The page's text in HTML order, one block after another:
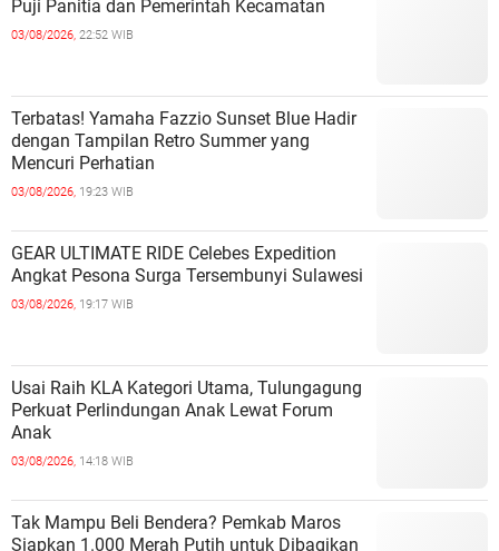
Puji Panitia dan Pemerintah Kecamatan
03/08/2026, 22:52 WIB
Terbatas! Yamaha Fazzio Sunset Blue Hadir
dengan Tampilan Retro Summer yang
Mencuri Perhatian
03/08/2026, 19:23 WIB
GEAR ULTIMATE RIDE Celebes Expedition
Angkat Pesona Surga Tersembunyi Sulawesi
03/08/2026, 19:17 WIB
Usai Raih KLA Kategori Utama, Tulungagung
Perkuat Perlindungan Anak Lewat Forum
Anak
03/08/2026, 14:18 WIB
Tak Mampu Beli Bendera? Pemkab Maros
Siapkan 1.000 Merah Putih untuk Dibagikan